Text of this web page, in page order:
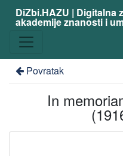
DiZbi.HAZU | Digitalna
akademije znanosti i
Povratak
In